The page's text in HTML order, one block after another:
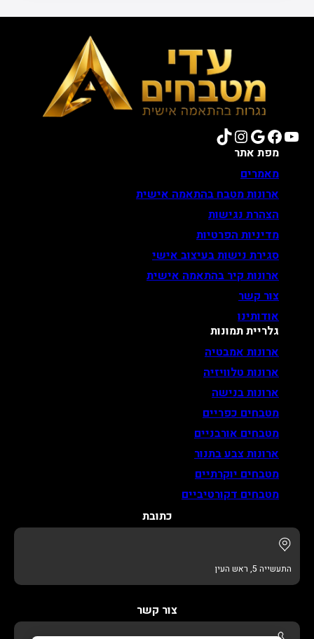
YouTube
Facebook
Google
Instagram
TikTok
מפת אתר
מאמרים
ארונות מטבח בהתאמה אישית
הצהרת נגישות
מדיניות הפרטיות
סגירת נישות בעיצוב אישי
ארונות קיר בהתאמה אישית
צור קשר
אודותינו
גלריית תמונות
ארונות אמבטיה
ארונות טלוויזיה
ארונות בנישה
מטבחים כפריים
מטבחים אורבניים
ארונות צבע בתנור
מטבחים יוקרתיים
מטבחים דקורטיביים
כתובת
התעשייה 5, ראש העין
צור קשר